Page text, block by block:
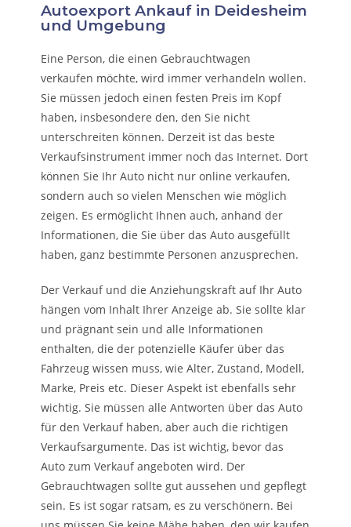
Autoexport Ankauf in Deidesheim
und Umgebung
Eine Person, die einen Gebrauchtwagen
verkaufen möchte, wird immer verhandeln wollen.
Sie müssen jedoch einen festen Preis im Kopf
haben, insbesondere den, den Sie nicht
unterschreiten können. Derzeit ist das beste
Verkaufsinstrument immer noch das Internet. Dort
können Sie Ihr Auto nicht nur online verkaufen,
sondern auch so vielen Menschen wie möglich
zeigen. Es ermöglicht Ihnen auch, anhand der
Informationen, die Sie über das Auto ausgefüllt
haben, ganz bestimmte Personen anzusprechen.
Der Verkauf und die Anziehungskraft auf Ihr Auto
hängen vom Inhalt Ihrer Anzeige ab. Sie sollte klar
und prägnant sein und alle Informationen
enthalten, die der potenzielle Käufer über das
Fahrzeug wissen muss, wie Alter, Zustand, Modell,
Marke, Preis etc. Dieser Aspekt ist ebenfalls sehr
wichtig. Sie müssen alle Antworten über das Auto
für den Verkauf haben, aber auch die richtigen
Verkaufsargumente. Das ist wichtig, bevor das
Auto zum Verkauf angeboten wird. Der
Gebrauchtwagen sollte gut aussehen und gepflegt
sein. Es ist sogar ratsam, es zu verschönern. Bei